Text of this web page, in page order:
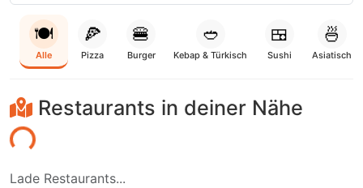
🍽️
Alle
🍕
Pizza
🍔
Burger
🥙
Kebap & Türkisch
🍱
Sushi
🍜
Asiatisch
Restaurants in deiner Nähe
Lade Restaurants...